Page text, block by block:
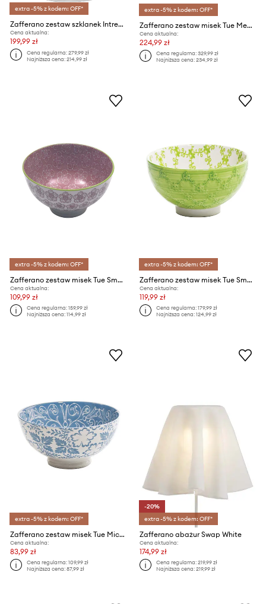
extra -5% z kodem: OFF*
Zafferano zestaw szklanek Intrecci Hoghball 420 ml 6-pack
Cena aktualna:
199,99 zł
Cena regularna:279,99 zł
Najniższa cena:214,99 zł
extra -5% z kodem: OFF*
Zafferano zestaw misek Tue Medium 800 ml 6-pack
Cena aktualna:
224,99 zł
Cena regularna:329,99 zł
Najniższa cena:234,99 zł
extra -5% z kodem: OFF*
Zafferano zestaw misek Tue Small Bowl 240 ml 6-pack
Cena aktualna:
109,99 zł
Cena regularna:159,99 zł
Najniższa cena:114,99 zł
extra -5% z kodem: OFF*
Zafferano zestaw misek Tue Small 220 ml 6-pack
Cena aktualna:
119,99 zł
Cena regularna:179,99 zł
Najniższa cena:124,99 zł
extra -5% z kodem: OFF*
Zafferano zestaw misek Tue Micro 90 ml 6-pack
Cena aktualna:
83,99 zł
Cena regularna:109,99 zł
Najniższa cena:87,99 zł
-20%
extra -5% z kodem: OFF*
Zafferano abażur Swap White
Cena aktualna:
174,99 zł
Cena regularna:219,99 zł
Najniższa cena:219,99 zł